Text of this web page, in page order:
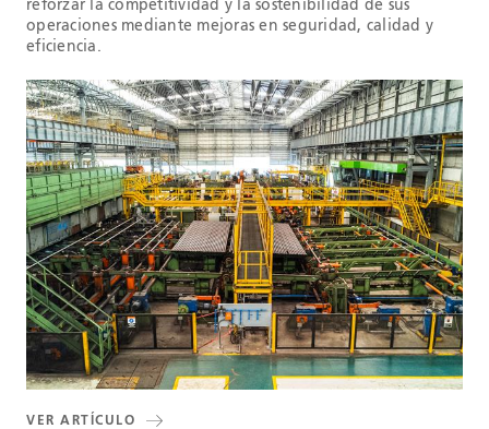
reforzar la competitividad y la sostenibilidad de sus
operaciones mediante mejoras en seguridad, calidad y
eficiencia.
VER ARTÍCULO